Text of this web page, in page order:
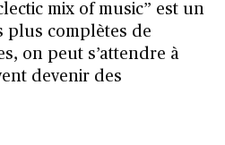
mix of music” est un
plus complètes de
on peut s’attendre à
devenir des